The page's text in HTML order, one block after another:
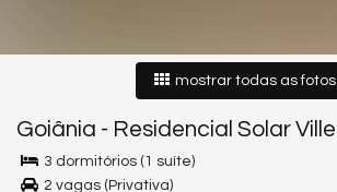
mostrar todas as fotos
Goiânia - Residencial Solar Ville
3 dormitórios (1 suíte)
2 vagas (Privativa)